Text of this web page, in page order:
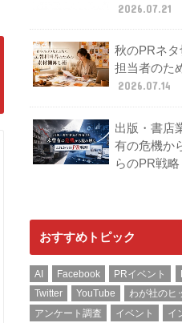
2026.07.21
秋のPRネ
担当者のた
2026.07.14
出版・書店
有の危機か
らのPR戦略
おすすめトピック
AI Facebook PRイベント
Twitter
YouTube
わが社のヒ
アンケート調査
イベント
イ